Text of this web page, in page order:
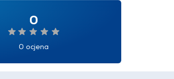
0
0 ocjena